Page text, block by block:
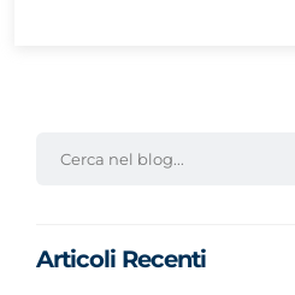
Articoli Recenti